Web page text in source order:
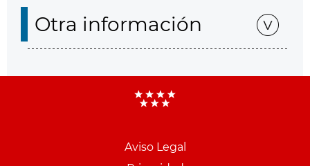
Otra información
Aviso Legal